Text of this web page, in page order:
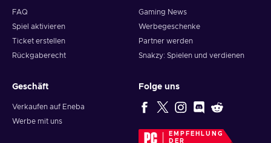
FAQ
Spiel aktivieren
Ticket erstellen
Rückgaberecht
Gaming News
Werbegeschenke
Partner werden
Snakzy: Spielen und verdienen
Geschäft
Verkaufen auf Eneba
Werbe mit uns
Folge uns
EMPFEHLUNG
DER